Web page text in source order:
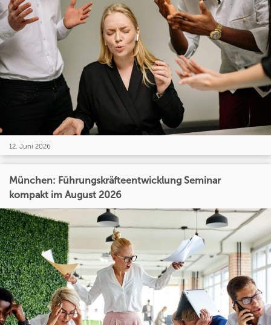
12. Juni 2026
München: Führungskräfteentwicklung Seminar
kompakt im August 2026